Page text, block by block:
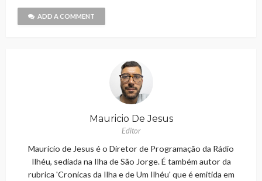
ADD A COMMENT
Mauricio De Jesus
Editor
Maurício de Jesus é o Diretor de Programação da Rádio
Ilhéu, sediada na Ilha de São Jorge. É também autor da
rubrica 'Cronicas da Ilha e de Um Ilhéu' que é emitida em